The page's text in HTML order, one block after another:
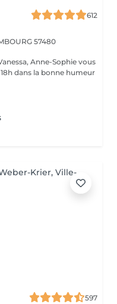
612
57480
Anne-Sophie vous
dans la bonne humeur
597